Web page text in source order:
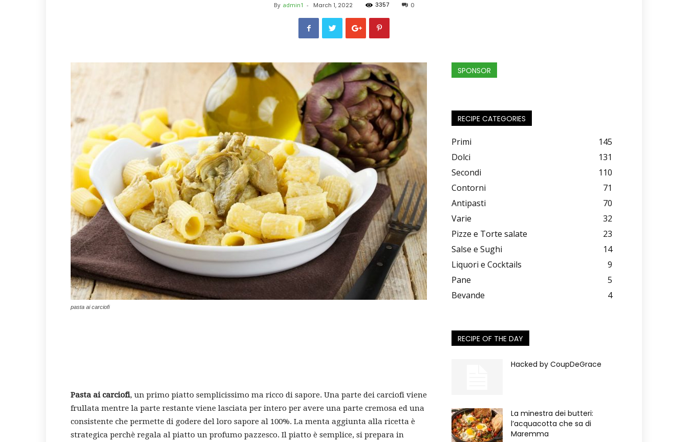
Sapori
By admin1 - March 1, 2022 3357 0
pasta ai carciofi
Pasta ai carciofi, un primo piatto semplicissimo ma ricco di sapore. Una parte dei carciofi viene
frullata mentre la parte restante viene lasciata per intero per avere una parte cremosa ed una
consistente che permette di godere del loro sapore al 100%. La menta aggiunta alla ricetta è
strategica perchè regala al piatto un profumo pazzesco. Il piatto è semplice, si prepara in
SPONSOR
RECIPE CATEGORIES
Primi
145
Dolci
131
Secondi
110
Contorni
71
Antipasti
70
Varie
32
Pizze e Torte salate
23
Salse e Sughi
14
Liquori e Cocktails
9
Pane
5
Bevande
4
RECIPE OF THE DAY
Hacked by CoupDeGrace
La minestra dei butteri:
l’acquacotta che sa di
Maremma